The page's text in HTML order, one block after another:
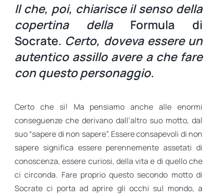
Il che, poi, chiarisce il senso della
copertina della Formula di
Socrate. Certo, doveva essere un
autentico assillo avere a che fare
con questo personaggio.
Certo che sì! Ma pensiamo anche alle enormi
conseguenze che derivano dall’altro suo motto, dal
suo “sapere di non sapere”. Essere consapevoli di non
sapere significa essere perennemente assetati di
conoscenza, essere curiosi, della vita e di quello che
ci circonda. Fare proprio questo secondo motto di
Socrate ci porta ad aprire gli occhi sul mondo, a